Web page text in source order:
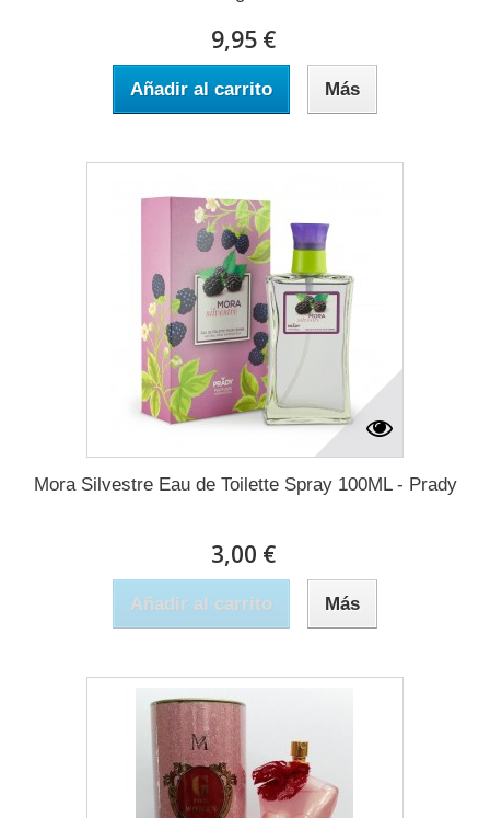
9,95 €
Añadir al carrito Más
Mora Silvestre Eau de Toilette Spray 100ML - Prady
3,00 €
Añadir al carrito Más